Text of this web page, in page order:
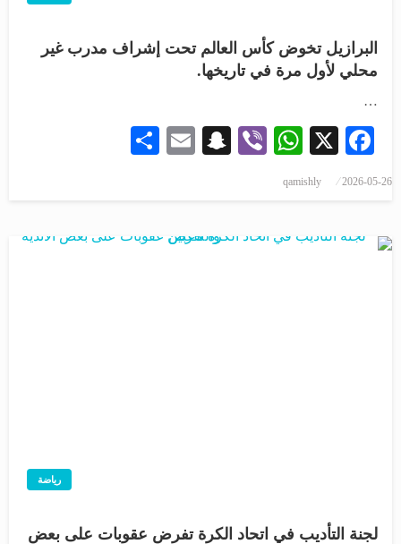
البرازيل تخوض كأس العالم تحت إشراف مدرب غير
محلي لأول مرة في تاريخها.
…
Facebook
X
WhatsApp
Viber
Snapchat
Email
2026-05-26
qamishly
رياضة
لجنة التأديب في اتحاد الكرة تفرض عقوبات على بعض